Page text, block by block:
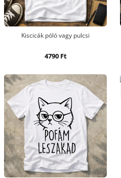
Kiscicák póló vagy pulcsi
4790 Ft